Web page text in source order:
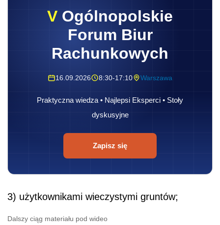
V Ogólnopolskie
Forum Biur
Rachunkowych
16.09.2026 8:30-17:10 Warszawa
Praktyczna wiedza • Najlepsi Eksperci • Stoły
dyskusyjne
Zapisz się
3) użytkownikami wieczystymi gruntów;
Dalszy ciąg materiału pod wideo